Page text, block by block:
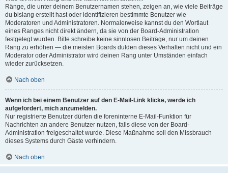
Ränge, die unter deinem Benutzernamen stehen, zeigen an, wie viele Beiträge
du bislang erstellt hast oder identifizieren bestimmte Benutzer wie
Moderatoren und Administratoren. Normalerweise kannst du den Wortlaut
eines Ranges nicht direkt ändern, da sie von der Board-Administration
festgelegt wurden. Bitte schreibe keine sinnlosen Beiträge, nur um deinen
Rang zu erhöhen — die meisten Boards dulden dieses Verhalten nicht und ein
Moderator oder Administrator wird deinen Rang unter Umständen einfach
wieder zurücksetzen.
Nach oben
Wenn ich bei einem Benutzer auf den E-Mail-Link klicke, werde ich
aufgefordert, mich anzumelden.
Nur registrierte Benutzer dürfen die foreninterne E-Mail-Funktion für
Nachrichten an andere Benutzer nutzen, falls diese von der Board-
Administration freigeschaltet wurde. Diese Maßnahme soll den Missbrauch
dieses Systems durch Gäste verhindern.
Nach oben